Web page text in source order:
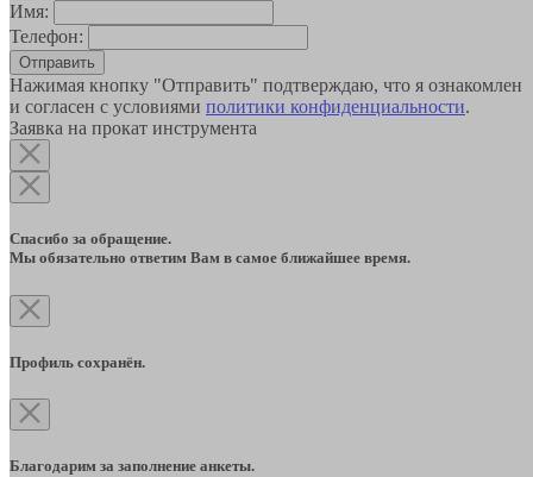
Имя:
Телефон:
Отправить
Нажимая кнопку "Отправить" подтверждаю, что я ознакомлен
и согласен с условиями политики конфиденциальности.
Заявка на прокат инструмента
Спасибо за обращение.
Мы обязательно ответим Вам в самое ближайшее время.
Профиль сохранён.
Благодарим за заполнение анкеты.